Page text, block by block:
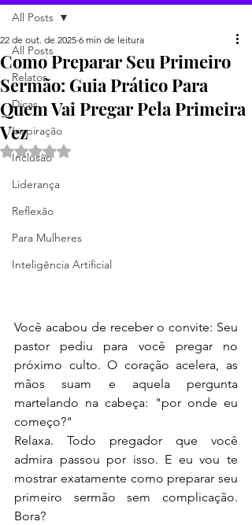
All Posts
Relatos
Dicas
Inspiração
Inclusão
Liderança
Reflexão
Para Mulheres
Inteligência Artificial
All Posts
Como Preparar Seu Primeiro
Sermão: Guia Prático Para
Quem Vai Pregar Pela Primeira
Vez
22 de out. de 2025 6 min de leitura
Avaliado com NaN de 5 estrelas.
Você acabou de receber o convite: Seu
pastor pediu para você pregar no
próximo culto. O coração acelera, as
mãos suam e aquela pergunta
martelando na cabeça: "por onde eu
começo?"
Relaxa. Todo pregador que você
admira passou por isso. E eu vou te
mostrar exatamente como preparar seu
primeiro sermão sem complicação.
Bora?